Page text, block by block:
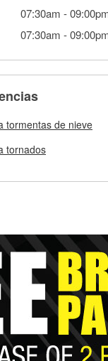
07:30am -
07:30am -
tormentas de nieve
tornados